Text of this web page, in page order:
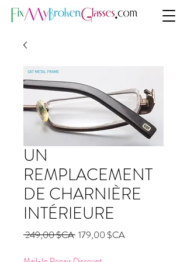
UN
REMPLACEMENT
DE CHARNIÈRE
INTÉRIEURE
249,00 $CA Prix
179,00 $CAPrix